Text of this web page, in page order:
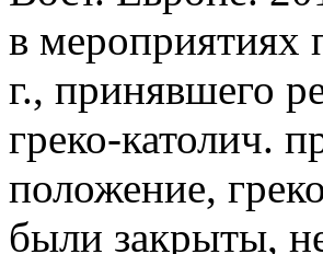
в мероприятиях
г., принявшего
греко-католич.
положение,
были закрыты,